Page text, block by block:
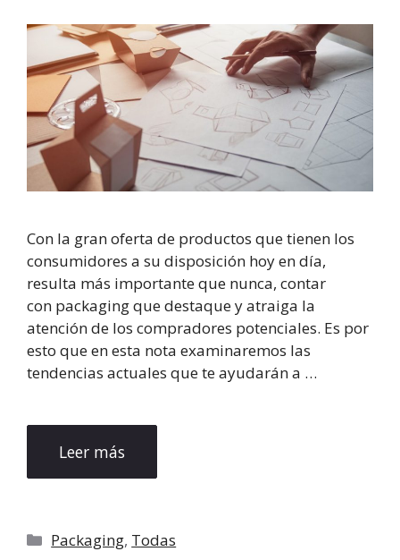
Con la gran oferta de productos que tienen los
consumidores a su disposición hoy en día,
resulta más importante que nunca, contar
con packaging que destaque y atraiga la
atención de los compradores potenciales. Es por
esto que en esta nota examinaremos las
tendencias actuales que te ayudarán a …
Leer más
Categorías
Packaging, Todas